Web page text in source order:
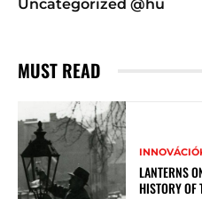
Uncategorized @hu
MUST READ
LANTERNS
HISTORY OF